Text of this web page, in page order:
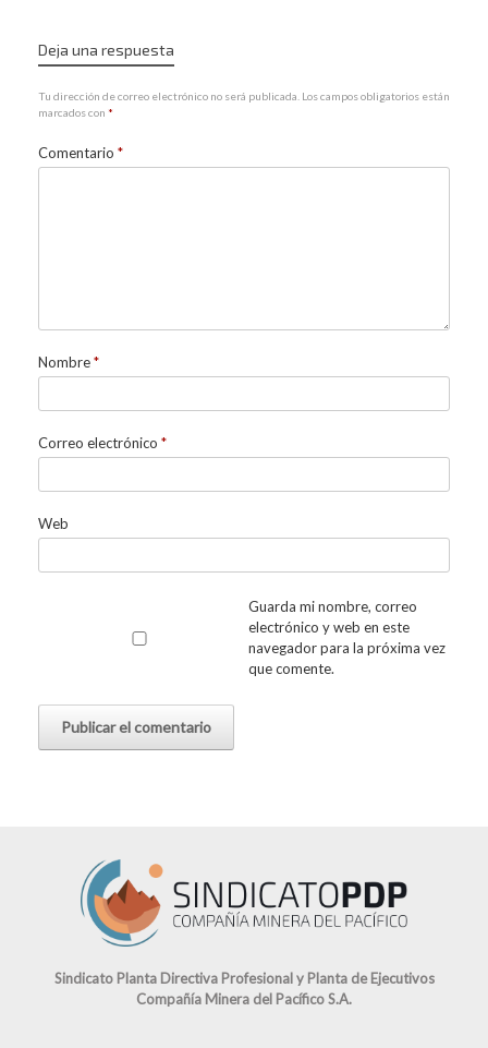
Deja una respuesta
Tu dirección de correo electrónico no será publicada. Los campos obligatorios están
marcados con *
Comentario *
Nombre*
Correo electrónico *
Web
Guarda mi nombre, correo
electrónico y web en este
navegador para la próxima vez
que comente.
Sindicato Planta Directiva Profesional y Planta de Ejecutivos
Compañía Minera del Pacífico S.A.